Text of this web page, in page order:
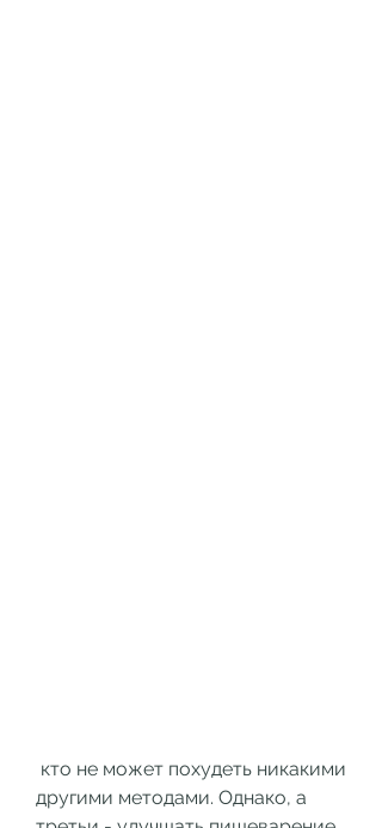
другими методами. Однако, а